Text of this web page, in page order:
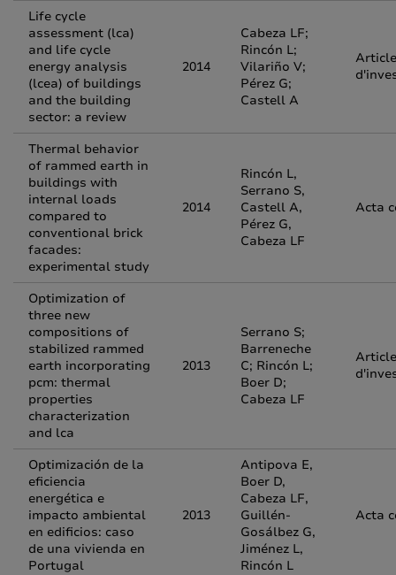
Life cycle
assessment (lca)
and life cycle
energy analysis
(lcea) of buildings
and the building
sector: a review
2014
Cabeza LF;
Rincón L;
Vilariño V;
Pérez G;
Castell A
Article
Thermal behavior
of rammed earth in
buildings with
internal loads
compared to
conventional brick
facades:
experimental study
2014
Rincón L,
Serrano S,
Castell A,
Pérez G,
Cabeza LF
Acta
Optimization of
three new
compositions of
stabilized rammed
earth incorporating
pcm: thermal
properties
characterization
and lca
2013
Serrano S;
Barreneche
C; Rincón L;
Boer D;
Cabeza LF
Article
Optimización de la
eficiencia
energética e
impacto ambiental
en edificios: caso
de una vivienda en
Portugal
2013
Antipova E,
Boer D,
Cabeza LF,
Guillén-
Gosálbez G,
Jiménez L,
Rincón L
Acta